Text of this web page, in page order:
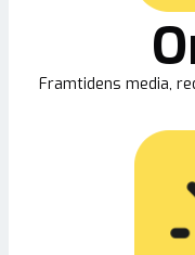
Framtidens media,